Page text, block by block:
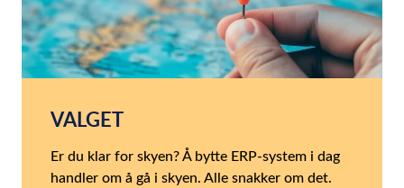
VALGET
Er du klar for skyen? Å bytte ERP-system i dag
handler om å gå i skyen. Alle snakker om det.